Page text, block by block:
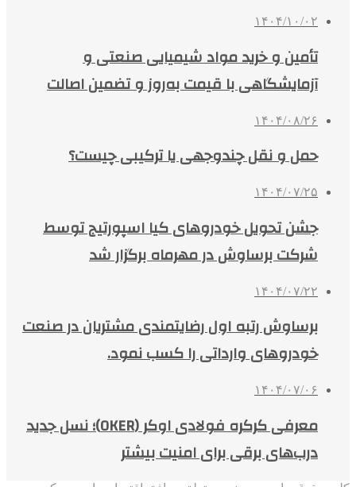
۱۴۰۴/۱۰/۰۲
تأمین و خرید مواد شیمیایی صنعتی و
آزمایشگاهی با قیمت به‌روز و تضمین اصالت
۱۴۰۴/۰۸/۲۶
حمل و نقل چندوجهی یا ترکیبی چیست؟
۱۴۰۴/۰۷/۲۵
جشن تحویل خودروهای کیا اسپورتیج توسط
شرکت برساوش در مهرماه برگزار شد
۱۴۰۴/۰۷/۲۲
برساوش رتبه اول رضایتمندی مشتریان در صنعت
خودروهای وارداتی را کسب نمود.
۱۴۰۴/۰۷/۰۶
معرفی کرکره فولادی اوکر (OKER)؛ نسل جدید
درب‌های برقی برای امنیت بیشتر